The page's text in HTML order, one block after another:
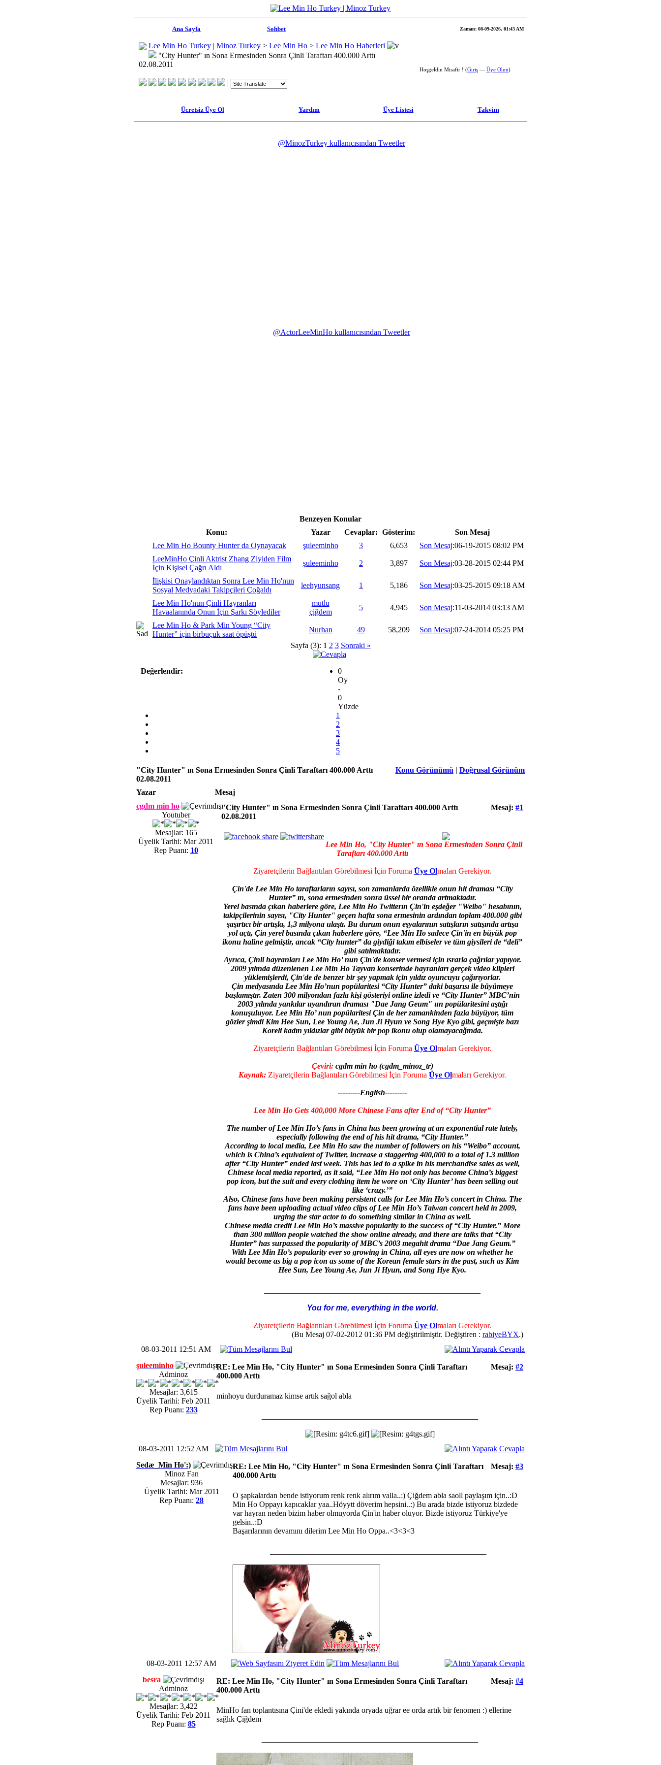
Ana Sayfa Sohbet Zaman: 08-09-2026, 01:43 AM
Lee Min Ho Turkey | Minoz Turkey > Lee Min Ho > Lee Min Ho Haberleri
"City Hunter" ın Sona Ermesinden Sonra Çinli Taraftarı 400.000 Arttı
02.08.2011
|
Hoşgeldin Misafir ! (Giriş — Üye Olun)
Ücretsiz Üye Ol Yardım Üye Listesi Takvim
@MinozTurkey kullanıcısından Tweetler
@ActorLeeMinHo kullanıcısından Tweetler
Benzeyen Konular
Konu:
Yazar Cevaplar: Gösterim:
Son Mesaj
Lee Min Ho Bounty Hunter da Oynayacak
şuleeminho 3 6,653 Son Mesaj:06-19-2015 08:02 PM
LeeMinHo Çinli Aktrist Zhang Ziyiden Film
İçin Kişisel Çağrı Aldı
şuleeminho 2 3,897 Son Mesaj:03-28-2015 02:44 PM
İlişkisi Onaylandıktan Sonra Lee Min Ho'nun
Sosyal Medyadaki Takipçileri Çoğaldı
leehyunsang 1 5,186 Son Mesaj:03-25-2015 09:18 AM
Lee Min Ho'nun Çinli Hayranları
Havaalanında Onun İçin Şarkı Söylediler
mutlu
çiğdem
5 4,945 Son Mesaj:11-03-2014 03:13 AM
Lee Min Ho & Park Min Young “City
Hunter” için birbuçuk saat öpüştü
Nurhan 49 58,209 Son Mesaj:07-24-2014 05:25 PM
Sayfa (3): 1 2 3 Sonraki »
Değerlendir:
0
Oy
-
0
Yüzde
1
2
3
4
5
Konu Görünümü | Doğrusal Görünüm
"City Hunter" ın Sona Ermesinden Sonra Çinli Taraftarı 400.000 Arttı
02.08.2011
Yazar
Mesaj
cgdm min ho
Youtuber
Mesajlar: 165
Üyelik Tarihi: Mar 2011
Rep Puanı: 10
Mesaj: #1
"City Hunter" ın Sona Ermesinden Sonra Çinli Taraftarı 400.000 Arttı
02.08.2011
Lee Min Ho, "City Hunter" ın Sona Ermesinden Sonra Çinli
Taraftarı 400.000 Arttı
Ziyaretçilerin Bağlantıları Görebilmesi İçin Foruma Üye Olmaları Gerekiyor.
Çin'de Lee Min Ho taraftarların sayısı, son zamanlarda özellikle onun hit draması “City
Hunter” ın, sona ermesinden sonra üssel bir oranda artmaktadır.
Yerel basında çıkan haberlere göre, Lee Min Ho Twitterın Çin'in eşdeğer "Weibo" hesabının,
takipçilerinin sayısı, "City Hunter" geçen hafta sona ermesinin ardından toplam 400.000 gibi
şaşırtıcı bir artışla, 1,3 milyona ulaştı. Bu durum onun eşyalarının satışların satışında artışa
yol açtı, Çin yerel basında çıkan haberlere göre, “Lee Min Ho sadece Çin'in en büyük pop
ikonu haline gelmiştir, ancak “City hunter” da giydiği takım elbiseler ve tüm giysileri de “deli”
gibi satılmaktadır.
Ayrıca, Çinli hayranları Lee Min Ho’ nun Çin'de konser vermesi için ısrarla çağrılar yapıyor.
2009 yılında düzenlenen Lee Min Ho Tayvan konserinde hayranları gerçek video klipleri
yüklemişlerdi, Çin'de de benzer bir şey yapmak için yıldız oyuncuyu çağırıyorlar.
Çin medyasında Lee Min Ho’nun popülaritesi “City Hunter” daki başarısı ile büyümeye
başlamıştır. Zaten 300 milyondan fazla kişi gösteriyi online izledi ve “City Hunter” MBC’nin
2003 yılında yankılar uyandıran draması "Dae Jang Geum" un popülaritesini aştığı
konuşuluyor. Lee Min Ho’ nun popülaritesi Çin de her zamankinden fazla büyüyor, tüm
gözler şimdi Kim Hee Sun, Lee Young Ae, Jun Ji Hyun ve Song Hye Kyo gibi, geçmişte bazı
Koreli kadın yıldızlar gibi büyük bir pop ikonu olup olamayacağında.
Ziyaretçilerin Bağlantıları Görebilmesi İçin Foruma Üye Olmaları Gerekiyor.
Çeviri: cgdm min ho (cgdm_minoz_tr)
Kaynak: Ziyaretçilerin Bağlantıları Görebilmesi İçin Foruma Üye Olmaları Gerekiyor.
---------English---------
Lee Min Ho Gets 400,000 More Chinese Fans after End of “City Hunter”
The number of Lee Min Ho’s fans in China has been growing at an exponential rate lately,
especially following the end of his hit drama, “City Hunter.”
According to local media, Lee Min Ho saw the number of followers on his “Weibo” account,
which is China’s equivalent of Twitter, increase a staggering 400,000 to a total of 1.3 million
after “City Hunter” ended last week. This has led to a spike in his merchandise sales as well,
Chinese local media reported, as it said, “Lee Min Ho not only has become China’s biggest
pop icon, but the suit and every clothing item he wore on ‘City Hunter’ has been selling out
like ‘crazy.’”
Also, Chinese fans have been making persistent calls for Lee Min Ho’s concert in China. The
fans have been uploading actual video clips of Lee Min Ho’s Taiwan concert held in 2009,
urging the star actor to do something similar in China as well.
Chinese media credit Lee Min Ho’s massive popularity to the success of “City Hunter.” More
than 300 million people watched the show online already, and there are talks that “City
Hunter” has surpassed the popularity of MBC’s 2003 megahit drama “Dae Jang Geum.”
With Lee Min Ho’s popularity ever so growing in China, all eyes are now on whether he
would become as big a pop icon as some of the Korean female stars in the past, such as Kim
Hee Sun, Lee Young Ae, Jun Ji Hyun, and Song Hye Kyo.
You for me, everything in the world.
Ziyaretçilerin Bağlantıları Görebilmesi İçin Foruma Üye Olmaları Gerekiyor.
(Bu Mesaj 07-02-2012 01:36 PM değiştirilmiştir. Değiştiren : rabiyeBYX.)
08-03-2011 12:51 AM
şuleeminho
Adminoz
Mesajlar: 3,615
Üyelik Tarihi: Feb 2011
Rep Puanı: 233
Mesaj: #2
RE: Lee Min Ho, "City Hunter" ın Sona Ermesinden Sonra Çinli Taraftarı
400.000 Arttı
minhoyu durduramaz kimse artık sağol abla
08-03-2011 12:52 AM
Sedæ_Min Ho':)
Minoz Fan
Mesajlar: 936
Üyelik Tarihi: Mar 2011
Rep Puanı: 28
Mesaj: #3
RE: Lee Min Ho, "City Hunter" ın Sona Ermesinden Sonra Çinli Taraftarı
400.000 Arttı
O şapkalardan bende istiyorum renk renk alırım valla..:) Çiğdem abla saoll paylaşım için..:D
Min Ho Oppayı kapıcaklar yaa..Höyytt döverim hepsini..:) Bu arada bizde istiyoruz bizdede
var hayran neden bizim haber olmuyorda Çin'in haber oluyor. Bizde istiyoruz Türkiye'ye
gelsin..:D
Başarılarının devamını dilerim Lee Min Ho Oppa..<3<3<3
08-03-2011 12:57 AM
besra
Adminoz
Mesajlar: 3,422
Üyelik Tarihi: Feb 2011
Rep Puanı: 85
Mesaj: #4
RE: Lee Min Ho, "City Hunter" ın Sona Ermesinden Sonra Çinli Taraftarı
400.000 Arttı
MinHo fan toplantısına Çini'de ekledi yakında oryada uğrar ee orda artık bir fenomen :) ellerine
sağlık Çiğdem